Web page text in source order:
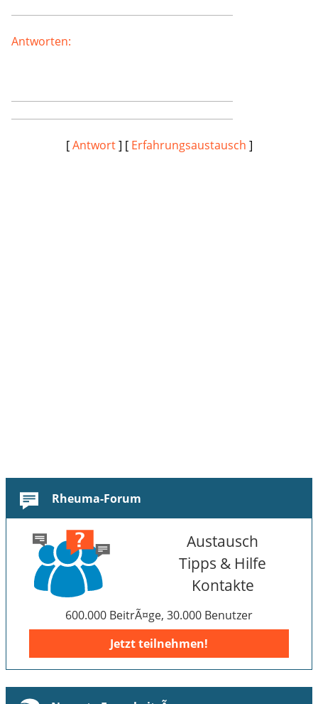
Antworten:
[Antwort] [ Erfahrungsaustausch ]
Rheuma-Forum
Austausch
Tipps & Hilfe
Kontakte
600.000 BeitrÃ¤ge, 30.000 Benutzer
Jetzt teilnehmen!